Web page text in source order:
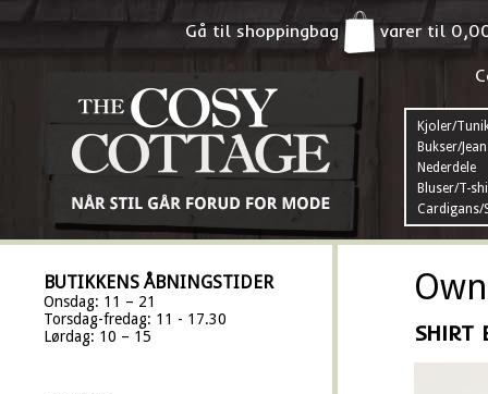
Gå til shoppingbag varer til
Kjoler/
Bukser/
Nederdele
Bluser/T-
Cardigans/
BUTIKKENS ÅBNINGSTIDER
Onsdag: 11 – 21
Torsdag-fredag: 11 - 17.30
Lørdag: 10 – 15
SHIRT